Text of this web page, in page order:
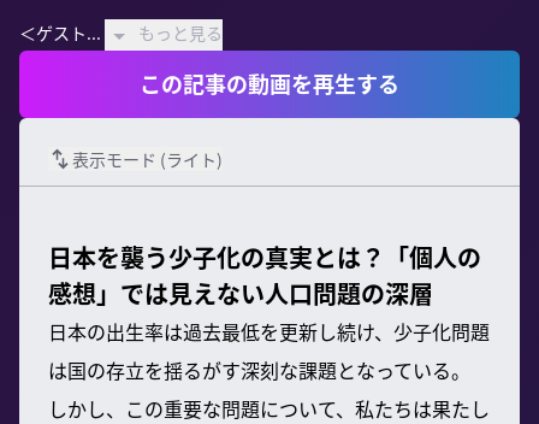
＜ゲスト... もっと見る
この記事の動画を再生する
表示モード (ライト)
日本を襲う少子化の真実とは？「個人の
感想」では見えない人口問題の深層
日本の出生率は過去最低を更新し続け、少子化問題
は国の存立を揺るがす深刻な課題となっている。
しかし、この重要な問題について、私たちは果たし